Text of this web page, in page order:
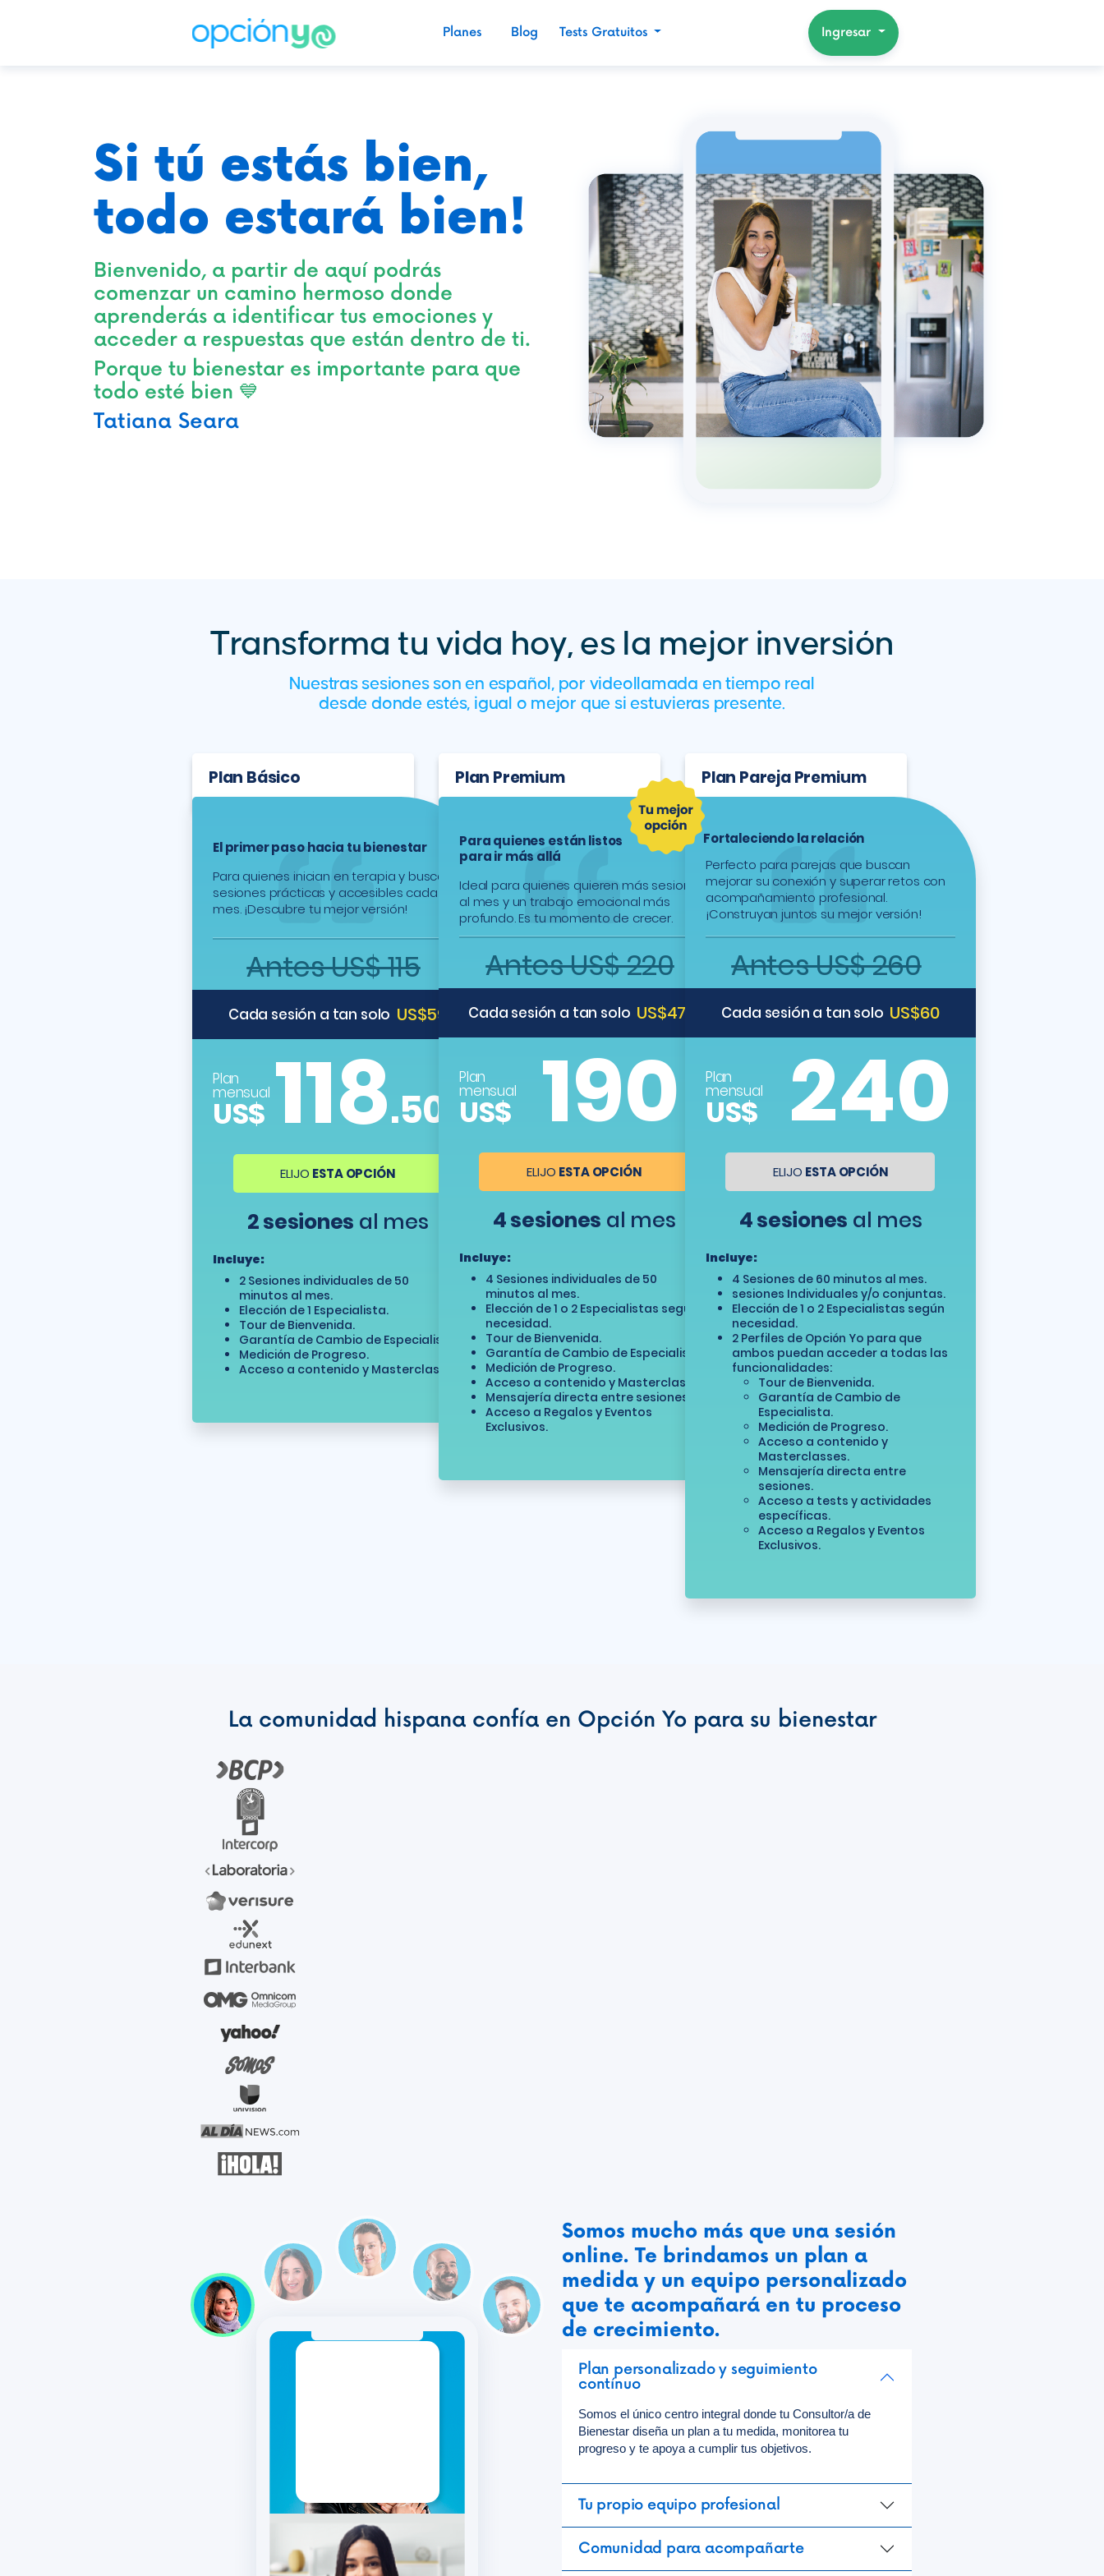
Planes Blog Tests Gratuitos Ingresar
Si tú estás bien,
todo estará bien!
Bienvenido, a partir de aquí podrás
comenzar un camino hermoso donde
aprenderás a identificar tus emociones y
acceder a respuestas que están dentro de ti.
Porque tu bienestar es importante para que
todo esté bien 💙
Tatiana Seara
Transforma tu vida hoy, es la mejor inversión
Nuestras sesiones son en español, por videollamada en tiempo real
desde donde estés, igual o mejor que si estuvieras presente.
Plan Básico
El primer paso hacia tu bienestar
Para quienes inician en terapia y buscan
sesiones prácticas y accesibles cada
mes. ¡Descubre tu mejor versión!
Antes US$ 115
Cada sesión a tan solo US$59
Plan
mensual
US$ 118.50
ELIJO ESTA OPCIÓN
2 sesiones al mes
Incluye:
2 Sesiones individuales de 50
minutos al mes.
Elección de 1 Especialista.
Tour de Bienvenida.
Garantía de Cambio de Especialista.
Medición de Progreso.
Acceso a contenido y Masterclasses.
Plan Premium
Para quienes están listos
para ir más allá
Ideal para quienes quieren más sesiones
al mes y un trabajo emocional más
profundo. Es tu momento de crecer.
Antes US$ 220
Cada sesión a tan solo US$47.5
Plan
mensual
US$ 190
ELIJO ESTA OPCIÓN
4 sesiones al mes
Incluye:
4 Sesiones individuales de 50
minutos al mes.
Elección de 1 o 2 Especialistas según
necesidad.
Tour de Bienvenida.
Garantía de Cambio de Especialista.
Medición de Progreso.
Acceso a contenido y Masterclasses.
Mensajería directa entre sesiones.
Acceso a Regalos y Eventos
Exclusivos.
Plan Pareja Premium
Fortaleciendo la relación
Perfecto para parejas que buscan
mejorar su conexión y superar retos con
acompañamiento profesional.
¡Construyan juntos su mejor versión!
Antes US$ 260
Cada sesión a tan solo US$60
Plan
mensual
US$ 240
ELIJO ESTA OPCIÓN
4 sesiones al mes
Incluye:
4 Sesiones de 60 minutos al mes.
sesiones Individuales y/o conjuntas.
Elección de 1 o 2 Especialistas según
necesidad.
2 Perfiles de Opción Yo para que
ambos puedan acceder a todas las
funcionalidades:
Tour de Bienvenida.
Garantía de Cambio de
Especialista.
Medición de Progreso.
Acceso a contenido y
Masterclasses.
Mensajería directa entre
sesiones.
Acceso a tests y actividades
específicas.
Acceso a Regalos y Eventos
Exclusivos.
La comunidad hispana confía en Opción Yo para su bienestar
Somos mucho más que una sesión
online. Te brindamos un plan a
medida y un equipo personalizado
que te acompañará en tu proceso
de crecimiento.
Plan personalizado y seguimiento
contínuo
Somos el único centro integral donde tu Consultor/a de
Bienestar diseña un plan a tu medida, monitorea tu
progreso y te apoya a cumplir tus objetivos.
Tu propio equipo profesional
Comunidad para acompañarte